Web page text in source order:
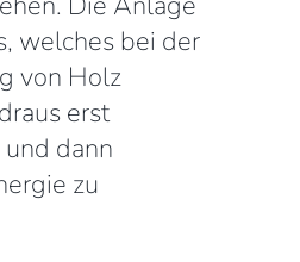
welches bei der
von Holz
erst
dann
zu